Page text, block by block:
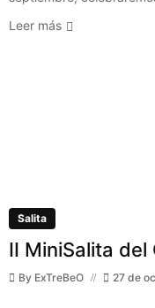
Leer más
Salita
II MiniSalita del
By ExTreBeO 27 de